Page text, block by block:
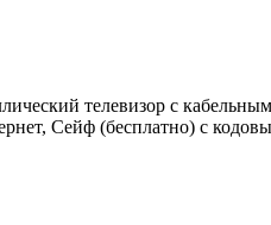
телевизор с
Сейф (бесплатно) с